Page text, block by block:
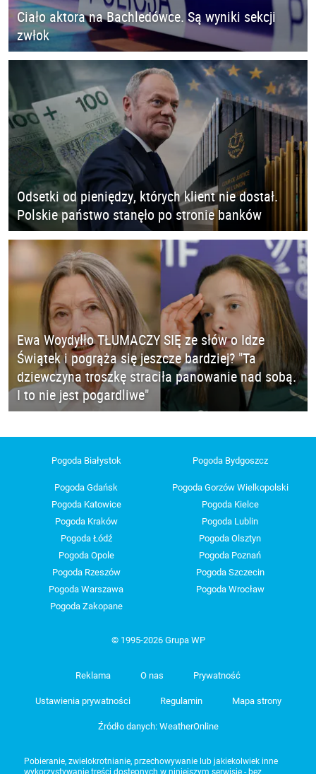
Ciało aktora na Bachledówce. Są wyniki sekcji
zwłok
Odsetki od pieniędzy, których klient nie dostał.
Polskie państwo stanęło po stronie banków
Ewa Woydyłło TŁUMACZY SIĘ ze słów o Idze
Świątek i pogrąża się jeszcze bardziej? "Ta
dziewczyna troszkę straciła panowanie nad sobą.
I to nie jest pogardliwe"
Pogoda Białystok Pogoda Bydgoszcz
Pogoda Gdańsk
Pogoda Gorzów Wielkopolski
Pogoda Katowice
Pogoda Kielce
Pogoda Kraków
Pogoda Lublin
Pogoda Łódź
Pogoda Olsztyn
Pogoda Opole
Pogoda Poznań
Pogoda Rzeszów
Pogoda Szczecin
Pogoda Warszawa
Pogoda Wrocław
Pogoda Zakopane
© 1995-2026 Grupa WP
Reklama O nas Prywatność
Ustawienia prywatności Regulamin Mapa strony
Źródło danych: WeatherOnline
Pobieranie, zwielokrotnianie, przechowywanie lub jakiekolwiek inne
wykorzystywanie treści dostępnych w niniejszym serwisie - bez